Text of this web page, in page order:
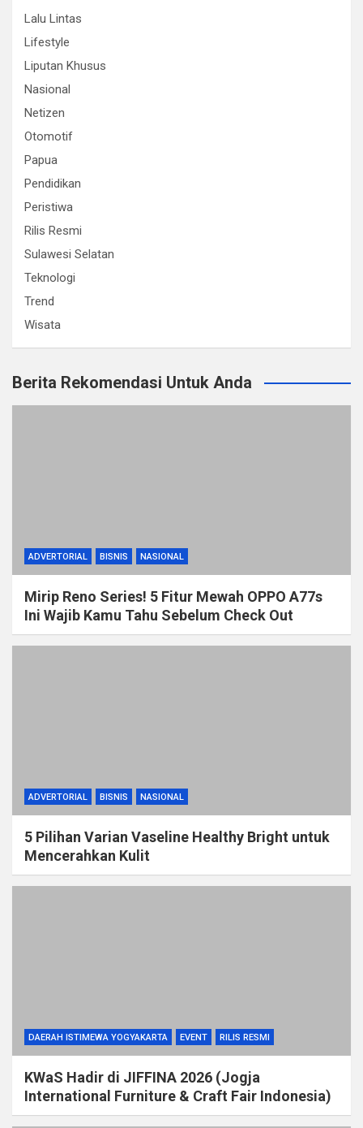
Lalu Lintas
Lifestyle
Liputan Khusus
Nasional
Netizen
Otomotif
Papua
Pendidikan
Peristiwa
Rilis Resmi
Sulawesi Selatan
Teknologi
Trend
Wisata
Berita Rekomendasi Untuk Anda
ADVERTORIAL BISNIS NASIONAL
Mirip Reno Series! 5 Fitur Mewah OPPO A77s
Ini Wajib Kamu Tahu Sebelum Check Out
ADVERTORIAL BISNIS NASIONAL
5 Pilihan Varian Vaseline Healthy Bright untuk
Mencerahkan Kulit
DAERAH ISTIMEWA YOGYAKARTA EVENT RILIS RESMI
KWaS Hadir di JIFFINA 2026 (Jogja
International Furniture & Craft Fair Indonesia)